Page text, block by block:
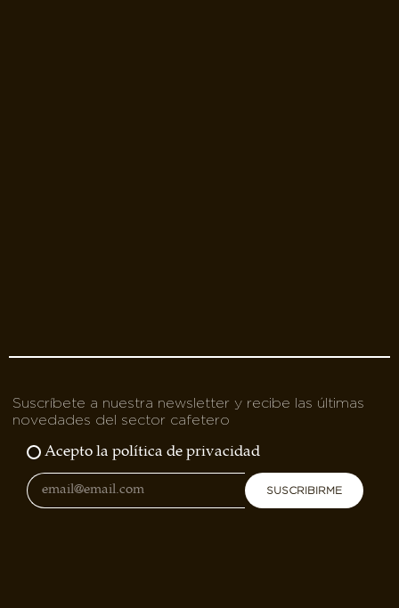
Suscríbete a nuestra newsletter y recibe las últimas
novedades del sector cafetero
Acepto la política de privacidad
SUSCRIBIRME